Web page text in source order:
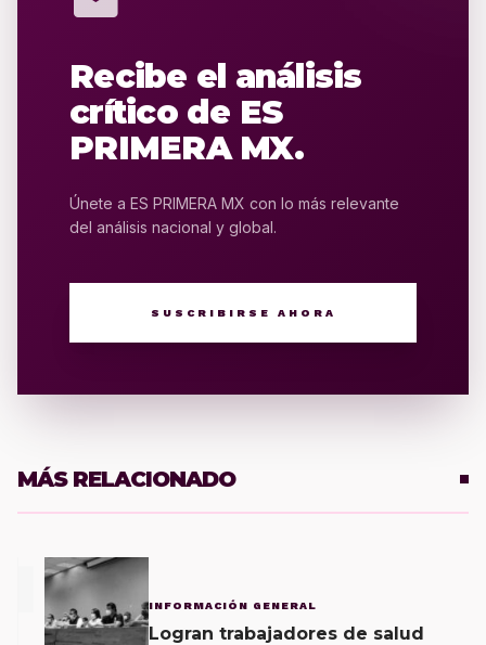
Recibe el análisis
crítico de ES
PRIMERA MX.
Únete a ES PRIMERA MX con lo más relevante
del análisis nacional y global.
SUSCRIBIRSE AHORA
MÁS RELACIONADO
INFORMACIÓN GENERAL
Logran trabajadores de salud